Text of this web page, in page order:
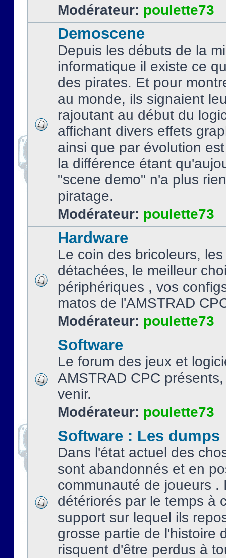
Modérateur: poulette73
Demoscene
Depuis les débuts de la
informatique il existe ce
des pirates. Et pour
au monde, ils signaient
rajoutant au début du
affichant divers effets
ainsi que par évolution
la différence étant
"scene demo" n'a plus
piratage.
Modérateur: poulette73
Hardware
Le coin des bricoleurs,
détachées, le meilleur
périphériques , vos
matos de l'AMSTRAD
Modérateur: poulette73
Software
Le forum des jeux et
AMSTRAD CPC
venir.
Modérateur: poulette73
Software : Les dumps
Dans l'état actuel des
sont abandonnés et en
communauté de joueurs .
détériorés par le temps à
support sur lequel ils
grosse partie de l'histoire
risquent d'être perdus à